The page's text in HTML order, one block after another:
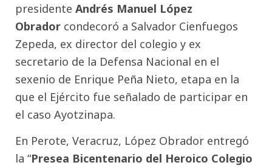
presidente Andrés Manuel López
Obrador condecoró a Salvador Cienfuegos
Zepeda, ex director del colegio y ex
secretario de la Defensa Nacional en el
sexenio de Enrique Peña Nieto, etapa en la
que el Ejército fue señalado de participar en
el caso Ayotzinapa.
En Perote, Veracruz, López Obrador entregó
la “Presea Bicentenario del Heroico Colegio